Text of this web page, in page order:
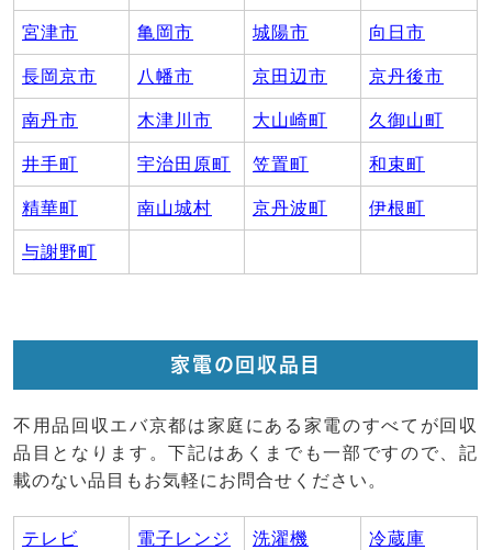
宮津市 亀岡市 城陽市 向日市
長岡京市 八幡市 京田辺市 京丹後市
南丹市 木津川市 大山崎町 久御山町
井手町 宇治田原町 笠置町 和束町
精華町 南山城村 京丹波町 伊根町
与謝野町
家電の回収品目
不用品回収エバ京都は家庭にある家電のすべてが回収
品目となります。下記はあくまでも一部ですので、記
載のない品目もお気軽にお問合せください。
テレビ 電子レンジ 洗濯機 冷蔵庫